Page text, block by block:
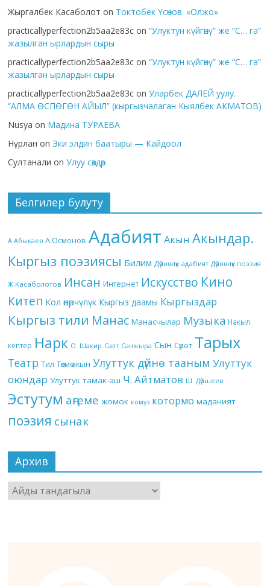
Жыргалбек Касаболот on Токтобек Үсөнов. «Олжо»
practicallyperfection2b5aa2e83c on“Улуктун күйгөнү” же “С… га”
жазылган ырлардын сыры
practicallyperfection2b5aa2e83c on“Улуктун күйгөнү” же “С… га”
жазылган ырлардын сыры
practicallyperfection2b5aa2e83c onУларбек ДАЛЕЙ уулу.
“АЛМА ӨСПӨГӨН АЙЫЛ” (кыргызчалаган Кыялбек АКМАТОВ)
Nusya on Мадина ТУРАЕВА
Нұрлан on Эки элдин баатыры — Кайдоол
Султанали onУлуу сөздөр
Белгилер булуту
А.Абыкаев А.Осмонов Адабият Акын Акындар.
Кыргыз поэзиясы Билим Дүйнөлүк адабият Дүйнөлүк поэзия
Ж.Касаболотов Инсан Интернет Искусство Кино
Китеп Кол өнөрчүлүк Кыргыз даамы Кыргыздар
Кыргыз тили Манас Манасчылар Музыка Накыл
кептер Нарк О. Шакир Салт Санжыра Сын Сүрөт Тарых
Театр Тил Төкмө акын Улуттук дүйнө тааным Улуттук
оюндар Улуттук тамак-аш Ч. Айтматов Ш. Дүйшеев
Эстутум аңгеме жомок комуз котормо маданият
поэзия сынак
Архив
Архив